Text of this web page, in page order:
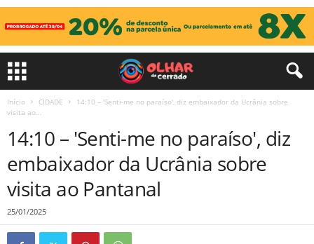
Início CIDADE
14:10 – 'Senti-me no paraíso', diz embaixador da Ucrânia sobre
visita ao...
14:10 – 'Senti-me no paraíso', diz
embaixador da Ucrânia sobre
visita ao Pantanal
25/01/2025